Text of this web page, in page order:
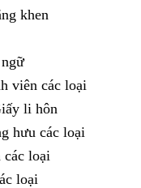
khen
viên các loại
li hôn
hưu các loại
các loại
loại